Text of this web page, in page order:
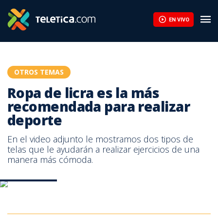
EN VIVO
OTROS TEMAS
Ropa de licra es la más
recomendada para realizar
deporte
En el video adjunto le mostramos dos tipos de
telas que le ayudarán a realizar ejercicios de una
manera más cómoda.